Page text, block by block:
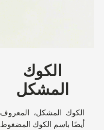
الكوك
المشكل
الكوك المشكل، المعروف
أيضًا باسم الكوك المضغوط